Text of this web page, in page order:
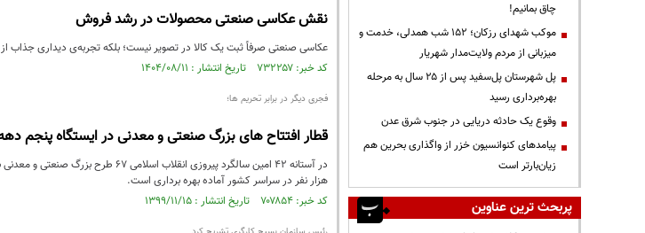
نقش عکاسی صنعتی محصولات در رشد فروش
عکاسی صنعتی صرفاً ثبت یک کالا در تصویر نیست؛ بلکه تجربه‌ی دیداری جذاب
کد خبر: ۷۳۲۲۵۷ تاریخ انتشار : ۱۴۰۴/۰۸/۱۱
فجری دیگر در برابر تحریم ها؛
قطار افتتاح های بزرگ صنعتی و معدنی در ایستگاه پنجم
هزار نفر در سراسر کشور آماده بهره برداری است.
کد خبر: ۷۰۷۸۵۴ تاریخ انتشار : ۱۳۹۹/۱۱/۱۵
چاق بمانیم!
موکب شهدای رزکان؛ ۱۵۲ شب همدلی، خدمت و
میزبانی از مردم ولایت‌مدار شهریار
پل شهرستان پل‌سفید پس از ۲۵ سال به مرحله
بهره‌برداری رسید
وقوع یک حادثه دریایی در جنوب شرق عدن
پیامدهای کنوانسیون خزر از واگذاری بحرین هم
زیان‌بارتر است
پربحث ترین عناوین